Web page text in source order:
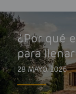
¿Por qué
para
28 MAYO, 2026